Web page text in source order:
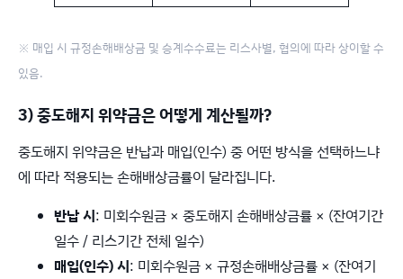
※ 매입 시 규정손해배상금 및 승계수수료는 리스사별, 협의에 따라 상이할 수
있음.
3) 중도해지 위약금은 어떻게 계산될까?
중도해지 위약금은 반납과 매입(인수) 중 어떤 방식을 선택하느냐
에 따라 적용되는 손해배상금률이 달라집니다.
반납 시: 미회수원금 × 중도해지 손해배상금률 × (잔여기간
일수 / 리스기간 전체 일수)
매입(인수) 시: 미회수원금 × 규정손해배상금률 × (잔여기